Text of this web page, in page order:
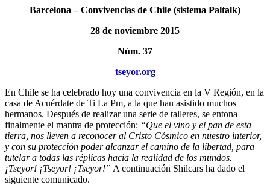
Barcelona – Convivencias de Chile (sistema Paltalk)
28 de noviembre 2015
Núm. 37
tseyor.org
En Chile se ha celebrado hoy una convivencia en la V Región, en la
casa de Acuérdate de Ti La Pm, a la que han asistido muchos
hermanos. Después de realizar una serie de talleres, se entona
finalmente el mantra de protección: “Que el vino y el pan de esta
tierra, nos lleven a reconocer al Cristo Cósmico en nuestro interior,
y con su protección poder alcanzar el camino de la libertad, para
tutelar a todas las réplicas hacia la realidad de los mundos.
¡Tseyor! ¡Tseyor! ¡Tseyor!” A continuación Shilcars ha dado el
siguiente comunicado.